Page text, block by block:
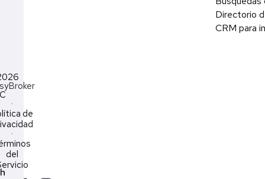
Directorio
CRM para
·
de
·
del